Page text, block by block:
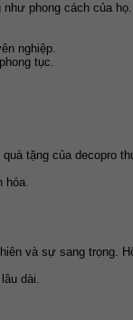
phong cách của
nghiệp.
tục.
tặng của
và sự sang trọng.
dài.